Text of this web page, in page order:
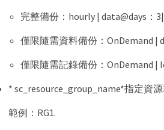
完整備份：hourly | data@days：
僅限隨需資料備份：OnDemand |
僅限隨需記錄備份：OnDemand |
* sc_resource_group_name*指定資源
範例：RG1.